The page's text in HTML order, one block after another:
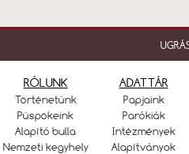
RÓLUNK
Történetünk
Püspökeink
Alapító bulla
Nemzeti kegyhely
ADATTÁR
Papjaink
Parókiák
Intézmények
Alapítványok